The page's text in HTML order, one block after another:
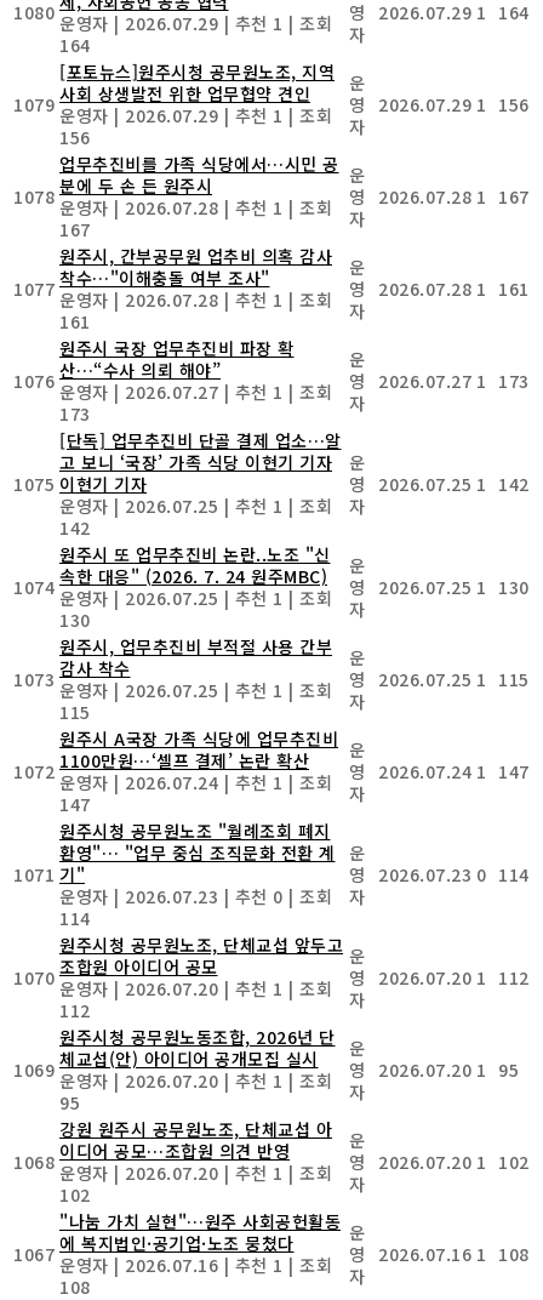
1080 운영자 | 2026.07.29 | 추천 1 | 조회
164
영
자
2026.07.29 1 164
1079
[포토뉴스]원주시청 공무원노조, 지역
사회 상생발전 위한 업무협약 견인
운영자 | 2026.07.29 | 추천 1 | 조회
156
운
영
자
2026.07.29 1 156
1078
업무추진비를 가족 식당에서…시민 공
분에 두 손 든 원주시
운영자 | 2026.07.28 | 추천 1 | 조회
167
운
영
자
2026.07.28 1 167
1077
원주시, 간부공무원 업추비 의혹 감사
착수…"이해충돌 여부 조사"
운영자 | 2026.07.28 | 추천 1 | 조회
161
운
영
자
2026.07.28 1 161
1076
원주시 국장 업무추진비 파장 확
산…“수사 의뢰 해야”
운영자 | 2026.07.27 | 추천 1 | 조회
173
운
영
자
2026.07.27 1 173
1075
[단독] 업무추진비 단골 결제 업소…알
고 보니 ‘국장’ 가족 식당 이현기 기자
이현기 기자
운영자 | 2026.07.25 | 추천 1 | 조회
142
운
영
자
2026.07.25 1 142
1074
원주시 또 업무추진비 논란..노조 "신
속한 대응" (2026. 7. 24 원주MBC)
운영자 | 2026.07.25 | 추천 1 | 조회
130
운
영
자
2026.07.25 1 130
1073
원주시, 업무추진비 부적절 사용 간부
감사 착수
운영자 | 2026.07.25 | 추천 1 | 조회
115
운
영
자
2026.07.25 1 115
1072
원주시 A국장 가족 식당에 업무추진비
1100만원…‘셀프 결제’ 논란 확산
운영자 | 2026.07.24 | 추천 1 | 조회
147
운
영
자
2026.07.24 1 147
1071
원주시청 공무원노조 "월례조회 폐지
환영"… "업무 중심 조직문화 전환 계
기"
운영자 | 2026.07.23 | 추천 0 | 조회
114
운
영
자
2026.07.23 0 114
1070
원주시청 공무원노조, 단체교섭 앞두고
조합원 아이디어 공모
운영자 | 2026.07.20 | 추천 1 | 조회
112
운
영
자
2026.07.20 1 112
1069
원주시청 공무원노동조합, 2026년 단
체교섭(안) 아이디어 공개모집 실시
운영자 | 2026.07.20 | 추천 1 | 조회
95
운
영
자
2026.07.20 1 95
1068
강원 원주시 공무원노조, 단체교섭 아
이디어 공모…조합원 의견 반영
운영자 | 2026.07.20 | 추천 1 | 조회
102
운
영
자
2026.07.20 1 102
1067
"나눔 가치 실현"…원주 사회공헌활동
에 복지법인·공기업·노조 뭉쳤다
운영자 | 2026.07.16 | 추천 1 | 조회
108
운
영
자
2026.07.16 1 108